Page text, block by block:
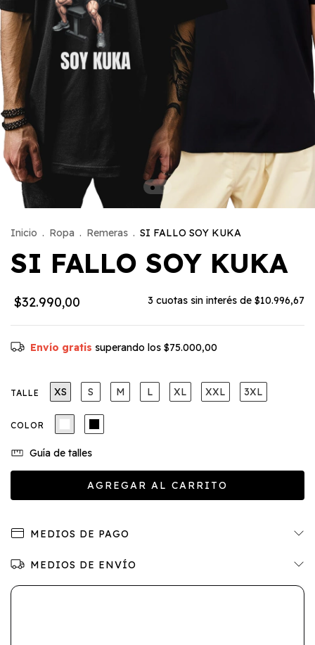
Inicio . Ropa . Remeras . SI FALLO SOY KUKA
SI FALLO SOY KUKA
$32.990,00 3 cuotas sin interés de $10.996,67
Envío gratis superando los $75.000,00
TALLE XS S M L XL XXL 3XL
COLOR
Guía de talles
MEDIOS DE PAGO
MEDIOS DE ENVÍO